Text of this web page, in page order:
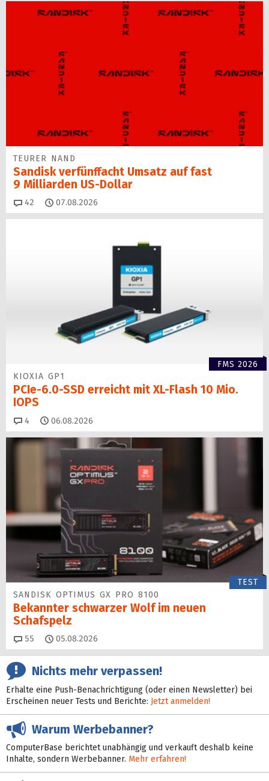
TEURER NAND
Sandisk verfünffacht Umsatz auf fast
9 Milliarden US-Dollar
42 Kommentare
07.08.2026
FMS 2026
KIOXIA GP1
PCIe-6.0-SSD erreicht mit XL-Flash 10 Mio.
IOPS
4 Kommentare
06.08.2026
TEST
SANDISK OPTIMUS GX PRO 8100
Bekannter schwarzer Wolf im neuen
Schafspelz
55 Kommentare
05.08.2026
Nichts mehr verpassen!
Erhalte eine Push-Benachrichtigung (oder einen Newsletter) bei
Erscheinen neuer Tests und Berichte: Jetzt anmelden!
Warum Werbebanner?
ComputerBase berichtet unabhängig und verkauft deshalb keine
Inhalte, sondern Werbebanner. Mehr erfahren!